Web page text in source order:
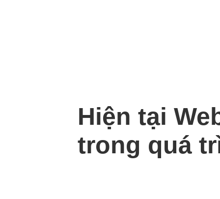
Hiện tại
trong quá